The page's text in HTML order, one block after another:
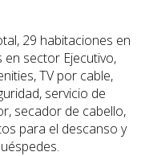
29 habitaciones en
sector Ejecutivo,
TV por cable,
servicio de
secador de cabello,
para el descanso y